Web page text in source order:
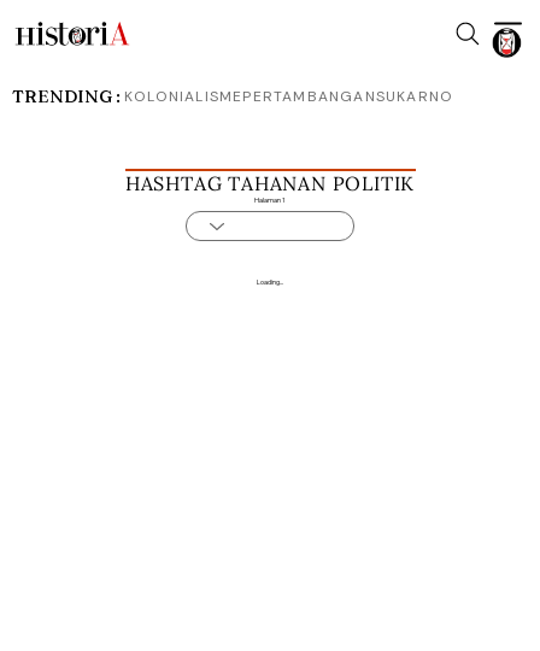
HASHTAG TAHANAN POLITIK
Halaman 1
Loading...
TRENDING : KOLONIALISMEPERTAMBANGANSUKARNO